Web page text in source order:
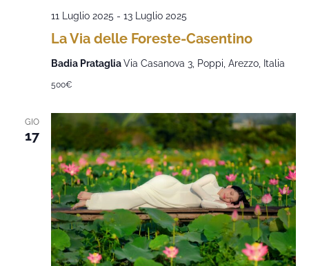
La Via delle Foreste-Casentino
11 Luglio 2025 - 13 Luglio 2025
Badia PratagliaVia Casanova 3, Poppi, Arezzo, Italia
500€
GIO
17